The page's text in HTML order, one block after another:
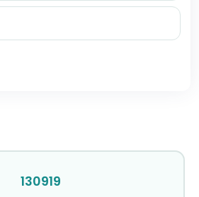
130919